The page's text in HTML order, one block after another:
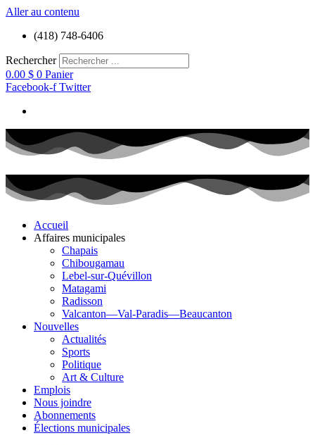
Aller au contenu
(418) 748-6406
Rechercher
0.00 $ 0 Panier
Facebook-f Twitter
Accueil
Affaires municipales
Chapais
Chibougamau
Lebel-sur-Quévillon
Matagami
Radisson
Valcanton—Val-Paradis—Beaucanton
Nouvelles
Actualités
Sports
Politique
Art & Culture
Emplois
Nous joindre
Abonnements
Élections municipales